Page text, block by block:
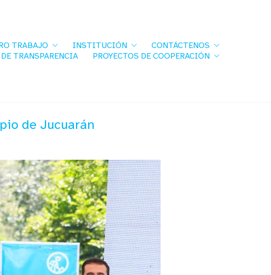
TRABAJO INSTITUCIÓN
CONTÁCTENOS
TRANSPARENCIA
PROYECTOS DE COOPERACIÓN
de Jucuarán